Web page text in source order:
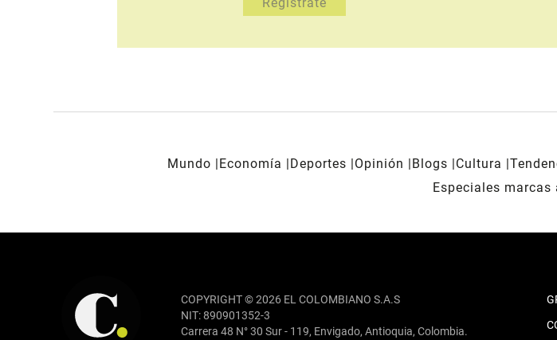
Mundo Economía Deportes Opinión Blogs Cultura
Especiales marcas
COPYRIGHT © 2026 EL COLOMBIANO S.A.S
NIT: 890901352-3
Carrera 48 N° 30 Sur - 119, Envigado, Antioquia, Colombia.